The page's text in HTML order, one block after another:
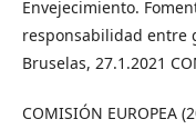
Envejecimiento.
responsabilidad entre
Bruselas, 27.1.2021
COMISIÓN EUROPEA